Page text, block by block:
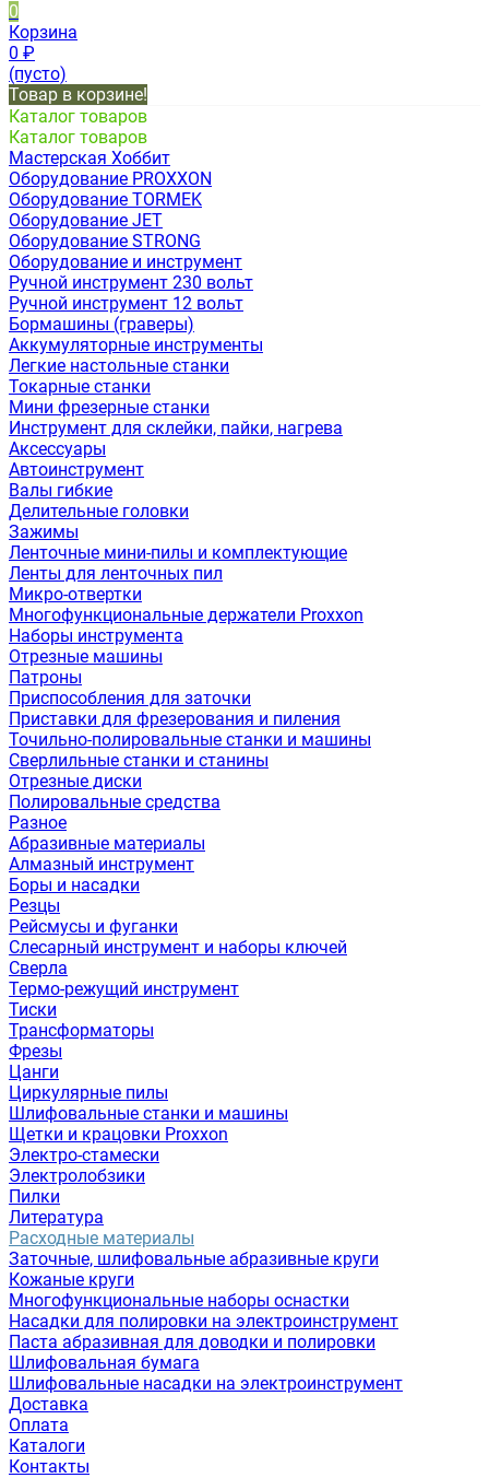
0
Корзина
0 ₽
(пусто)
Товар в корзине!
Каталог товаров
Каталог товаров
Мастерская Хоббит
Оборудование PROXXON
Оборудование TORMEK
Оборудование JET
Оборудование STRONG
Оборудование и инструмент
Ручной инструмент 230 вольт
Ручной инструмент 12 вольт
Бормашины (граверы)
Аккумуляторные инструменты
Легкие настольные станки
Токарные станки
Мини фрезерные станки
Инструмент для склейки, пайки, нагрева
Аксессуары
Автоинструмент
Валы гибкие
Делительные головки
Зажимы
Ленточные мини-пилы и комплектующие
Ленты для ленточных пил
Микро-отвертки
Многофункциональные держатели Proxxon
Наборы инструмента
Отрезные машины
Патроны
Приспособления для заточки
Приставки для фрезерования и пиления
Точильно-полировальные станки и машины
Сверлильные станки и станины
Отрезные диски
Полировальные средства
Разное
Абразивные материалы
Алмазный инструмент
Боры и насадки
Резцы
Рейсмусы и фуганки
Слесарный инструмент и наборы ключей
Сверла
Термо-режущий инструмент
Тиски
Трансформаторы
Фрезы
Цанги
Циркулярные пилы
Шлифовальные станки и машины
Щетки и крацовки Proxxon
Электро-стамески
Электролобзики
Пилки
Литература
Расходные материалы
Заточные, шлифовальные абразивные круги
Кожаные круги
Многофункциональные наборы оснастки
Насадки для полировки на электроинструмент
Паста абразивная для доводки и полировки
Шлифовальная бумага
Шлифовальные насадки на электроинструмент
Доставка
Оплата
Каталоги
Контакты